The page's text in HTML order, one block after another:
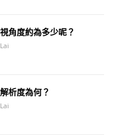
角度約為多少呢？
析度為何？